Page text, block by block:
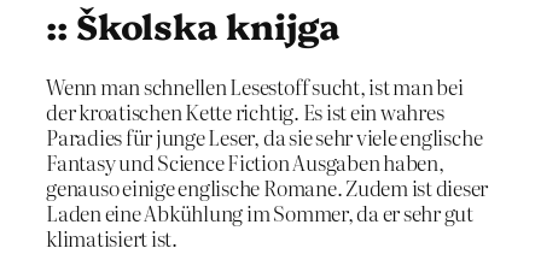
:: Školska knijga
Wenn man schnellen Lesestoff sucht, ist man bei
der kroatischen Kette richtig. Es ist ein wahres
Paradies für junge Leser, da sie sehr viele englische
Fantasy und Science Fiction Ausgaben haben,
genauso einige englische Romane. Zudem ist dieser
Laden eine Abkühlung im Sommer, da er sehr gut
klimatisiert ist.